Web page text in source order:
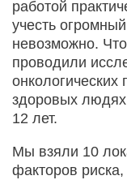
работой
учесть
невозможно.
проводили
онкологических
здоровых
12 лет.
Мы взяли 10
факторов